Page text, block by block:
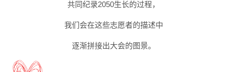
共同纪录2050生长的过程，
我们会在这些志愿者的描述中
逐渐拼接出大会的图景。